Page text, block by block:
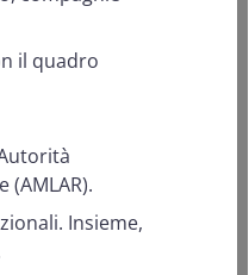
il quadro
Insieme,